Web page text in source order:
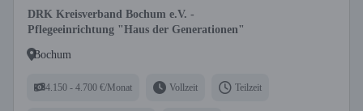
DRK Kreisverband Bochum e.V. -
Pflegeeinrichtung "Haus der Generationen"
Bochum
4.150 - 4.700 €/Monat Vollzeit Teilzeit